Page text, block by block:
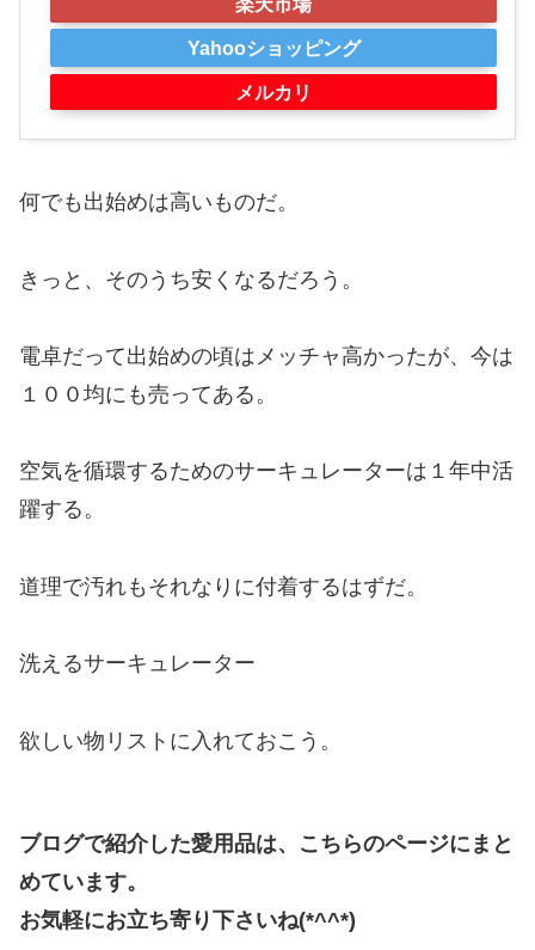
Yahooショッピング
メルカリ
何でも出始めは高いものだ。
きっと、そのうち安くなるだろう。
電卓だって出始めの頃はメッチャ高かったが、今は
１００均にも売ってある。
空気を循環するためのサーキュレーターは１年中活
躍する。
道理で汚れもそれなりに付着するはずだ。
洗えるサーキュレーター
欲しい物リストに入れておこう。
ブログで紹介した愛用品は、こちらのページにまと
めています。
お気軽にお立ち寄り下さいね(*^^*)